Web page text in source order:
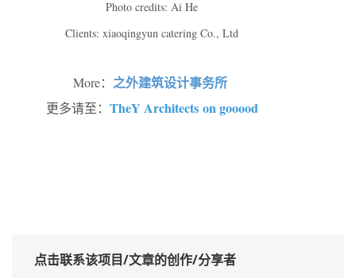
Photo credits: Ai He
Clients: xiaoqingyun catering Co., Ltd
More： 之外建筑设计事务所
更多请至： TheY Architects on gooood
点击联系该项目/文章的创作/分享者